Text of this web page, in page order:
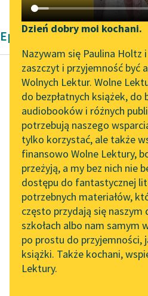
Katalog DAISY
Podkasty o książkach
Aktualności
„Prokurator Alicja Horn”
do słuchania
Byliśmy częścią AI Impact
Lab
Zapraszamy na spotkanie
online z tłumaczkami
literatury skandynawskiej
Spotkanie z Katarzyną
Tunkiel w Oslo
102. lata temu zmarł
Joseph Conrad
Dzień dobry moi kochani.
Nazywam się Paulina Holtz
zaszczyt i przyjemność być
Wolnych Lektur. Wolne
do bezpłatnych książek, do
audiobooków i różnych
potrzebują naszego
tylko korzystać, ale także
finansowo Wolne Lektury,
przeżyją, a my bez nich nie
dostępu do fantastycznej
potrzebnych materiałów,
często przydają się naszym
szkołach albo nam samym
po prostu do przyjemności,
książki. Także kochani,
Lektury.
Epika Pozytywizm Anton